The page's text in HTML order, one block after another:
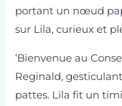
portant un nœud
sur Lila, curieux et
‘Bienvenue au
Reginald,
pattes. Lila fit un